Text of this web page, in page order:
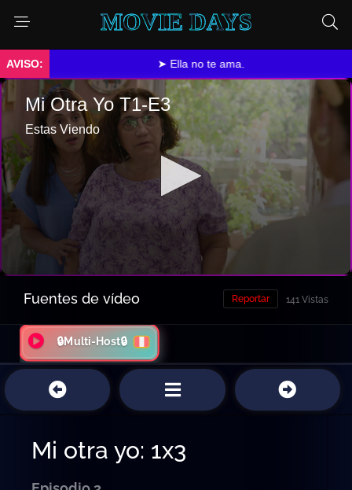
MOVIE DAYS
➤ Ella no te ama.
Fuentes de vídeo 141 Vistas
Reportar
🔒Multi-Host🔒
Mi otra yo: 1x3